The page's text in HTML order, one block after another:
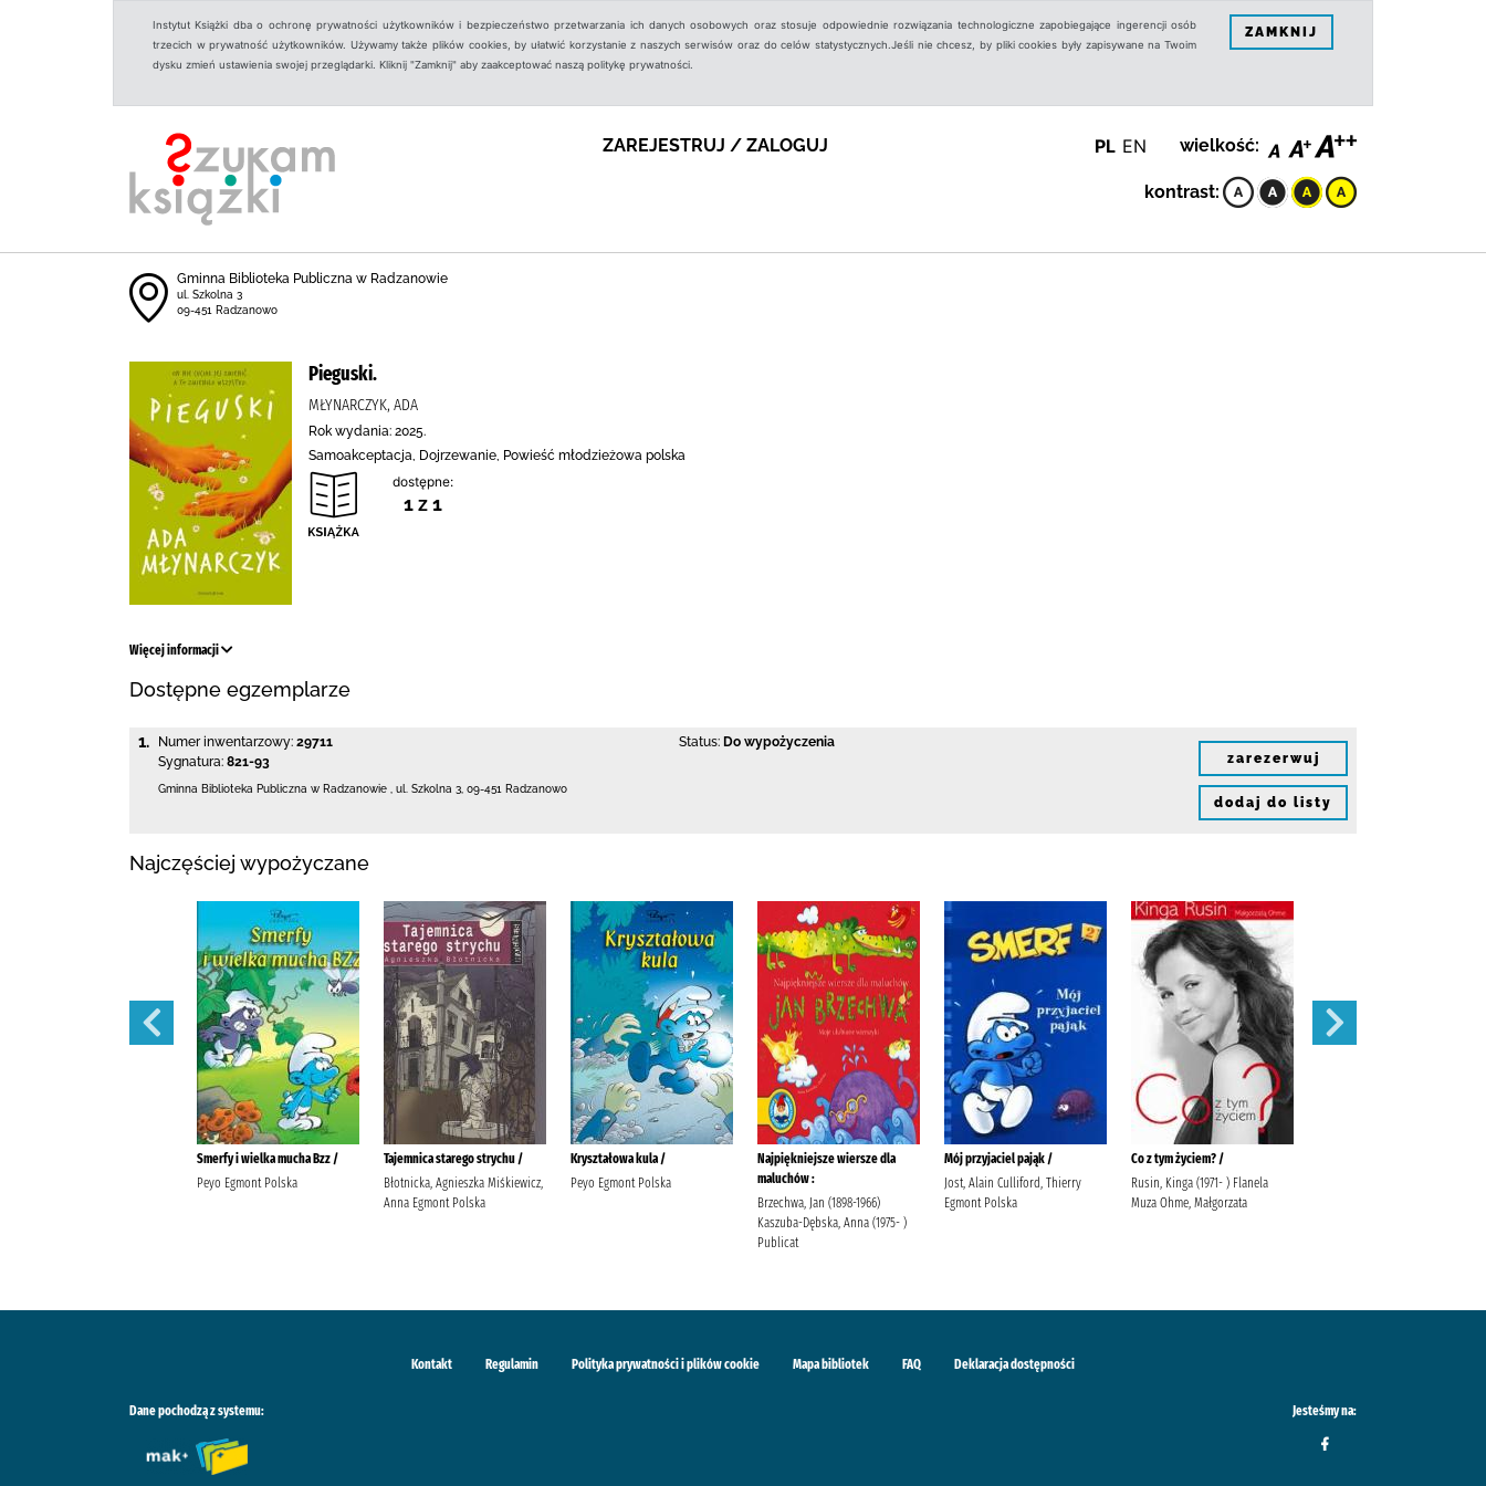
Instytut Książki dba o ochronę prywatności użytkowników i bezpieczeństwo przetwarzania ich danych osobowych oraz stosuje odpowiednie rozwiązania technologiczne zapobiegające ingerencji osób
trzecich w prywatność użytkowników. Używamy także plików cookies, by ułatwić korzystanie z naszych serwisów oraz do celów statystycznych.Jeśli nie chcesz, by pliki cookies były zapisywane na Twoim
dysku zmień ustawienia swojej przeglądarki. Kliknij "Zamknij" aby zaakceptować naszą politykę prywatności.
ZAMKNIJ
ZAREJESTRUJ / ZALOGUJ PL EN wielkość:
kontrast:
Gminna Biblioteka Publiczna w Radzanowie
ul. Szkolna 3
09-451 Radzanowo
Pieguski.
MŁYNARCZYK, ADA
Rok wydania: 2025.
Samoakceptacja, Dojrzewanie, Powieść młodzieżowa polska
dostępne:
1 z 1
Więcej informacji
Dostępne egzemplarze
1. Numer inwentarzowy: 29711
Sygnatura: 821-93
Status: Do wypożyczenia
Gminna Biblioteka Publiczna w Radzanowie ul. Szkolna 3 09-451 Radzanowo
zarezerwuj
dodaj do listy
Najczęściej wypożyczane
Smerfy i wielka mucha Bzz /
Peyo Egmont Polska
Tajemnica starego strychu /
Błotnicka, Agnieszka Miśkiewicz,
Anna Egmont Polska
Kryształowa kula /
Peyo Egmont Polska
Najpiękniejsze wiersze dla
maluchów :
Brzechwa, Jan (1898-1966)
Kaszuba-Dębska, Anna (1975- )
Publicat
Mój przyjaciel pająk /
Jost, Alain Culliford, Thierry
Egmont Polska
Co z tym życiem? /
Rusin, Kinga (1971- ) Flanela
Muza Ohme, Małgorzata
Kontakt Regulamin Polityka prywatności i plików cookie Mapa bibliotek FAQ Deklaracja dostępności
Dane pochodzą z systemu: Jesteśmy na: